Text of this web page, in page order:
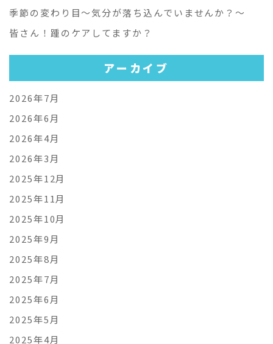
季節の変わり目～気分が落ち込んでいませんか？～
皆さん！踵のケアしてますか？
アーカイブ
2026年7月
2026年6月
2026年4月
2026年3月
2025年12月
2025年11月
2025年10月
2025年9月
2025年8月
2025年7月
2025年6月
2025年5月
2025年4月